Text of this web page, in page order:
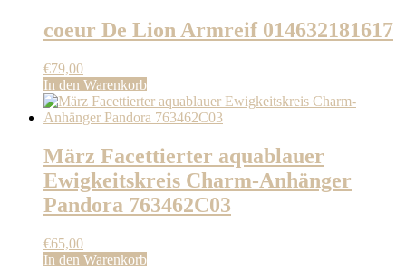
coeur De Lion Armreif 014632181617
€79,00
In den Warenkorb
März Facettierter aquablauer
Ewigkeitskreis Charm-Anhänger
Pandora 763462C03
€65,00
In den Warenkorb